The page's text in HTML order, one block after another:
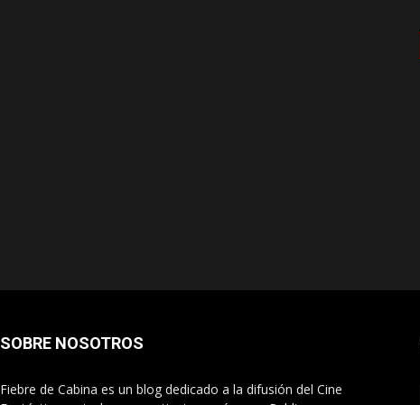
SOBRE NOSOTROS
Fiebre de Cabina es un blog dedicado a la difusión del Cine